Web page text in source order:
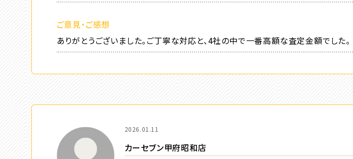
ご意見・ご感想
ありがとうございました。ご丁寧な対応と、4社の中で一番高額な査定金額でした。
2026.01.11
カーセブン甲府昭和店